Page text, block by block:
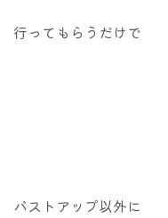
行ってもらうだけで
バストアップ以外に